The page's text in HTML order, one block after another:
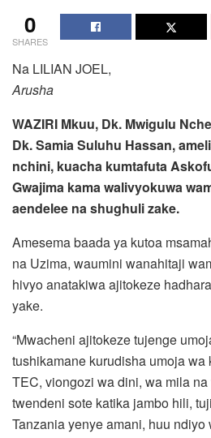
0
SHARES
Na LILIAN JOEL,
Arusha
WAZIRI Mkuu, Dk. Mwigulu
Dk. Samia Suluhu Hassan,
nchini, kuacha kumtafuta
Gwajima kama walivyokuwa
aendelee na shughuli zake.
Amesema baada ya kutoa
na Uzima, waumini wanahitaji
hivyo anatakiwa ajitokeze
yake.
“Mwacheni ajitokeze tujenge
tushikamane kurudisha umoja wa
TEC, viongozi wa dini, wa mila
twendeni sote katika jambo hili,
Tanzania yenye amani, huu